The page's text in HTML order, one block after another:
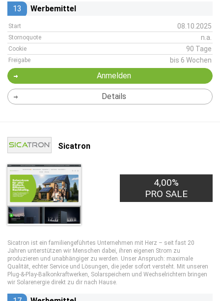
13 Werbemittel
Start 08.10.2025
Stornoquote n.a.
Cookie 90 Tage
Freigabe bis 6 Wochen
Anmelden
Details
Sicatron
4,00%
PRO SALE
Sicatron ist ein familiengeführtes Unternehmen mit Herz – seit fast 20
Jahren unterstützen wir Menschen dabei, ihren eigenen Strom zu
produzieren und unabhängiger zu werden. Unser Anspruch: maximale
Qualität, echter Service und Lösungen, die jeder sofort versteht. Mit unseren
Plug-&-Play-Balkonkraftwerken, Solarspeichern und Wechselrichtern bringen
wir Solarenergie direkt zu dir nach Hause.